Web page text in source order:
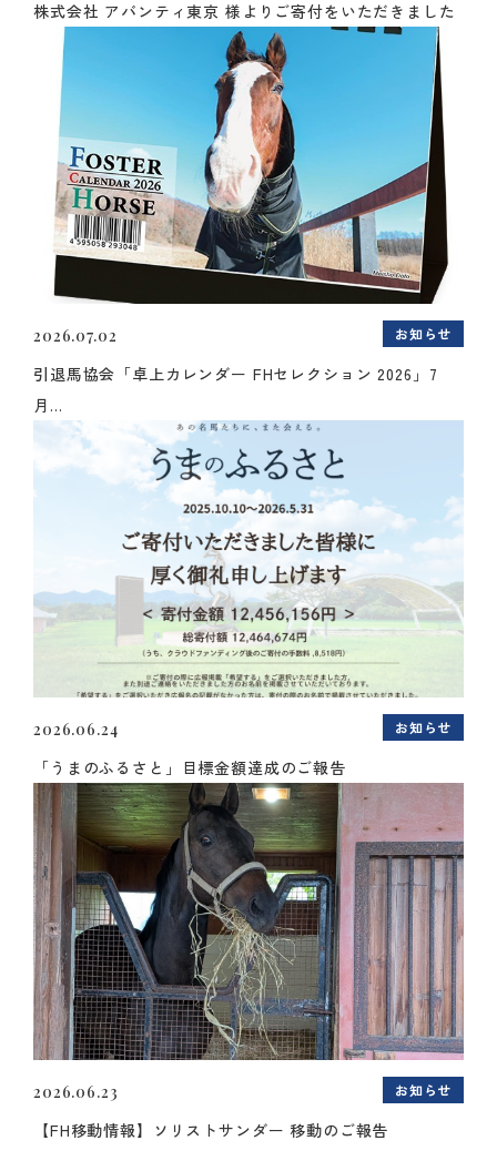
株式会社 アバンティ東京 様よりご寄付をいただきました
2026.07.02 お知らせ
引退馬協会「卓上カレンダー FHセレクション 2026」7
月...
2026.06.24 お知らせ
「うまのふるさと」目標金額達成のご報告
2026.06.23 お知らせ
【FH移動情報】ソリストサンダー 移動のご報告